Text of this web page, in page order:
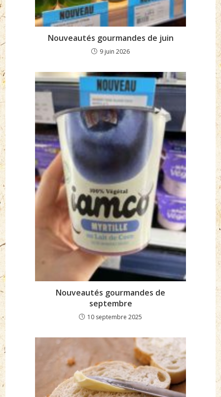
Nouveautés gourmandes de juin
9 juin 2026
Nouveautés gourmandes de
septembre
10 septembre 2025